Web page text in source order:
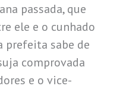
passada, que
ele e o cunhado
prefeita sabe de
comprovada
e o vice-